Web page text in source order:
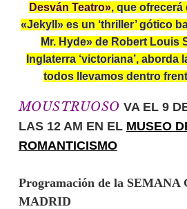
Desván Teatro», que ofrecerá
«Jekyll» es un ‘thriller’ gótico
Mr. Hyde» de Robert Louis
Inglaterra ‘victoriana’, aborda
todos llevamos dentro
MOUSTRUOSO VA EL 9
LAS 12 AM EN EL MUSEO
ROMANTICISMO
Programación de la SEMANA
MADRID